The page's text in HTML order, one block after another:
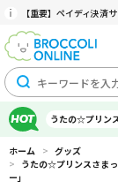
【重要】ペイディ決済
うたの☆プリン
ホーム > グッズ
> うたの☆プリンスさま
ー」